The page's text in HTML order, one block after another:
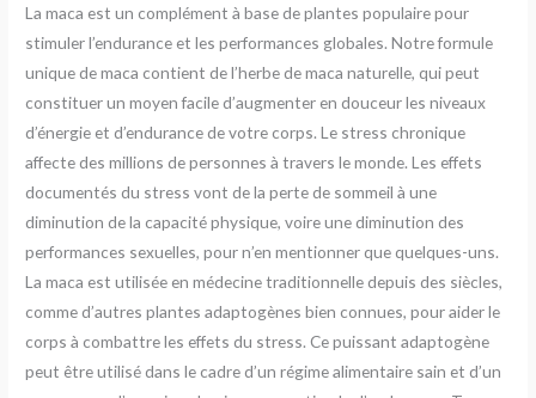
La maca est un complément à base de plantes populaire pour
stimuler l’endurance et les performances globales. Notre formule
unique de maca contient de l’herbe de maca naturelle, qui peut
constituer un moyen facile d’augmenter en douceur les niveaux
d’énergie et d’endurance de votre corps. Le stress chronique
affecte des millions de personnes à travers le monde. Les effets
documentés du stress vont de la perte de sommeil à une
diminution de la capacité physique, voire une diminution des
performances sexuelles, pour n’en mentionner que quelques-uns.
La maca est utilisée en médecine traditionnelle depuis des siècles,
comme d’autres plantes adaptogènes bien connues, pour aider le
corps à combattre les effets du stress. Ce puissant adaptogène
peut être utilisé dans le cadre d’un régime alimentaire sain et d’un